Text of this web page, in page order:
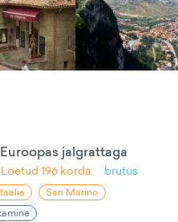
jalgrattaga
Loetud 196 korda brutus
San Marino